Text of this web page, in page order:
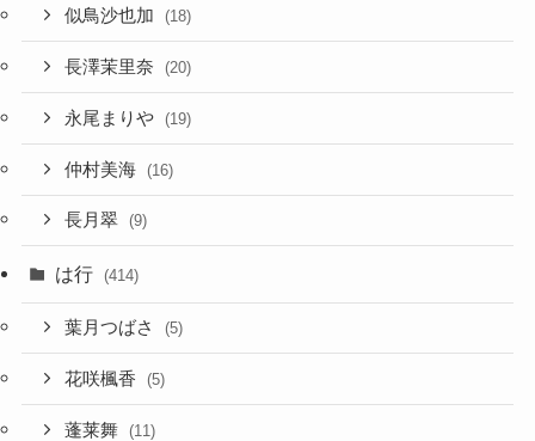
似鳥沙也加 (18)
長澤茉里奈 (20)
永尾まりや (19)
仲村美海 (16)
長月翠 (9)
は行 (414)
葉月つばさ (5)
花咲楓香 (5)
蓬莱舞 (11)